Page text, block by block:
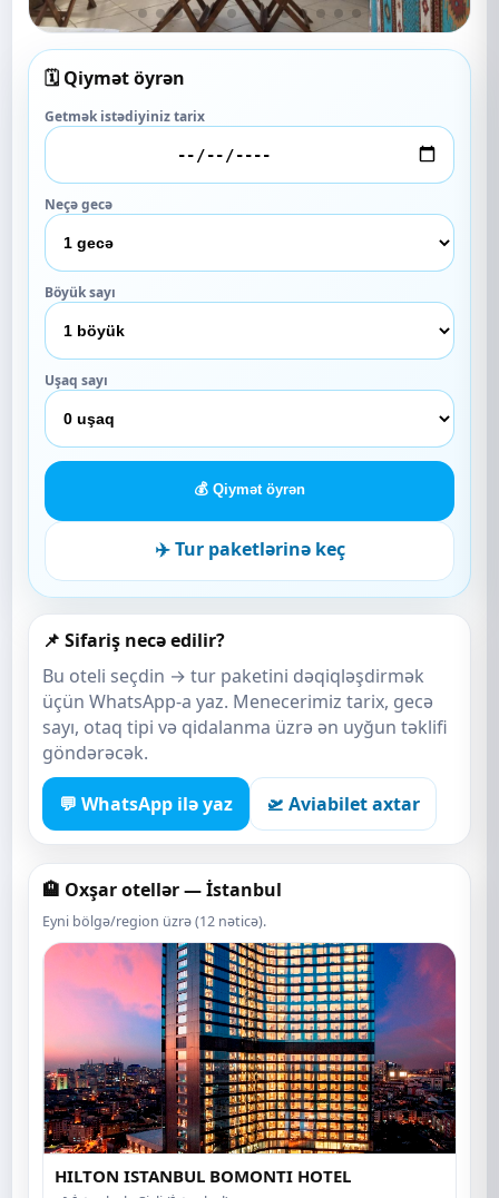
🗓️ Qiymət öyrən
Getmək istədiyiniz tarix
Neçə gecə
Böyük sayı
Uşaq sayı
💰 Qiymət öyrən
✈️ Tur paketlərinə keç
📌 Sifariş necə edilir?
Bu oteli seçdin → tur paketini dəqiqləşdirmək
üçün WhatsApp-a yaz. Menecerimiz tarix, gecə
sayı, otaq tipi və qidalanma üzrə ən uyğun təklifi
göndərəcək.
💬 WhatsApp ilə yaz 🛫 Aviabilet axtar
🏨 Oxşar otellər — İstanbul
Eyni bölgə/region üzrə (12 nəticə).
HILTON ISTANBUL BOMONTI HOTEL